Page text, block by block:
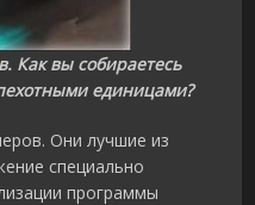
Как вы собираетесь
единицами?
Они лучшие из
специально
программы